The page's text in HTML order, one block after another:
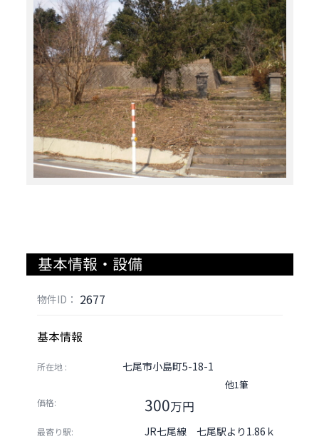
基本情報・設備
物件ID： 2677
基本情報
所在地 : 七尾市小島町5-18-1
他1筆
価格: 300万円
最寄り駅:
JR七尾線 七尾駅より1.86ｋ